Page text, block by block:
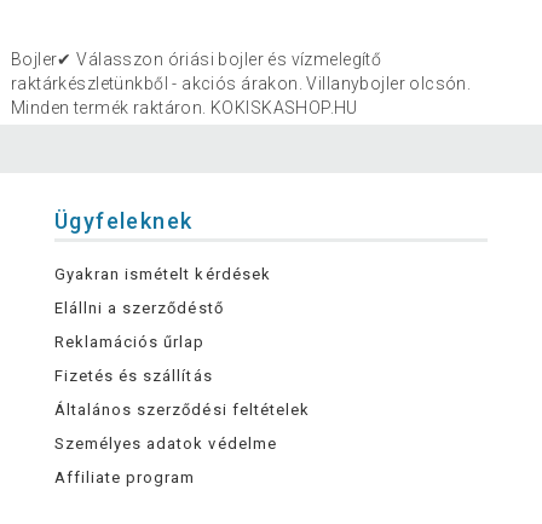
Bojler✔ Válasszon óriási bojler és vízmelegítő
raktárkészletünkből - akciós árakon. Villanybojler olcsón.
Minden termék raktáron. KOKISKASHOP.HU
Ügyfeleknek
Gyakran ismételt kérdések
Elállni a szerződéstő
Reklamációs űrlap
Fizetés és szállítás
Általános szerződési feltételek
Személyes adatok védelme
Affiliate program